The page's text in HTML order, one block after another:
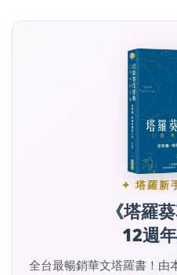
✦ 塔羅新
《塔羅
12週
全台最暢銷華文塔羅書！由